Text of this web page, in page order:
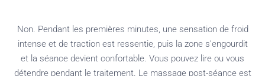
Non. Pendant les premières minutes, une sensation de froid
intense et de traction est ressentie, puis la zone s’engourdit
et la séance devient confortable. Vous pouvez lire ou vous
détendre pendant le traitement. Le massage post-séance est